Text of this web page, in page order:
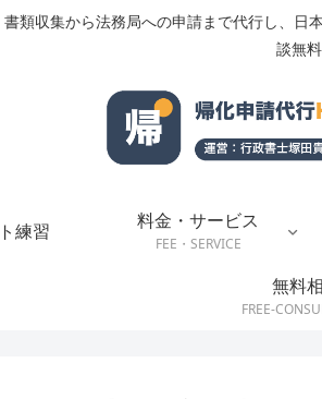
類収集から法務局への申請まで代行し、
談無料
練習
料金・サービス
FEE・SERVICE
無料
FREE-